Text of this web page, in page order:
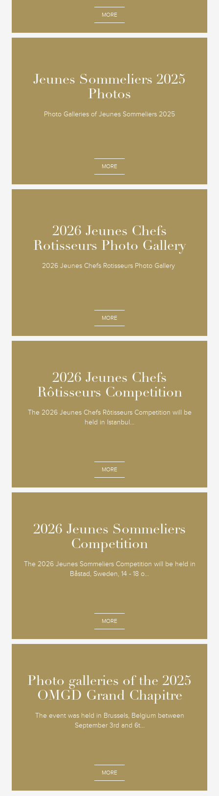
MORE
Jeunes Sommeliers 2025
Photos
Photo Galleries of Jeunes Sommeliers 2025
MORE
Jeunes Sommeliers 2025
Photos
2026 Jeunes Chefs
Rotisseurs Photo Gallery
2026 Jeunes Chefs Rotisseurs Photo Gallery
MORE
2026 Jeunes Chefs
Rotisseurs Photo Gallery
2026 Jeunes Chefs
Rôtisseurs Competition
The 2026 Jeunes Chefs Rôtisseurs Competition will be
held in Istanbul...
MORE
2026 Jeunes Chefs
Rôtisseurs Competition
2026 Jeunes Sommeliers
Competition
The 2026 Jeunes Sommeliers Competition will be held in
Båstad, Sweden, 14 - 18 o...
MORE
2026 Jeunes Sommeliers
Competition
Photo galleries of the 2025
OMGD Grand Chapitre
The event was held in Brussels, Belgium between
September 3rd and 6t...
MORE
Photo galleries of the 2025
OMGD Grand Chapitre